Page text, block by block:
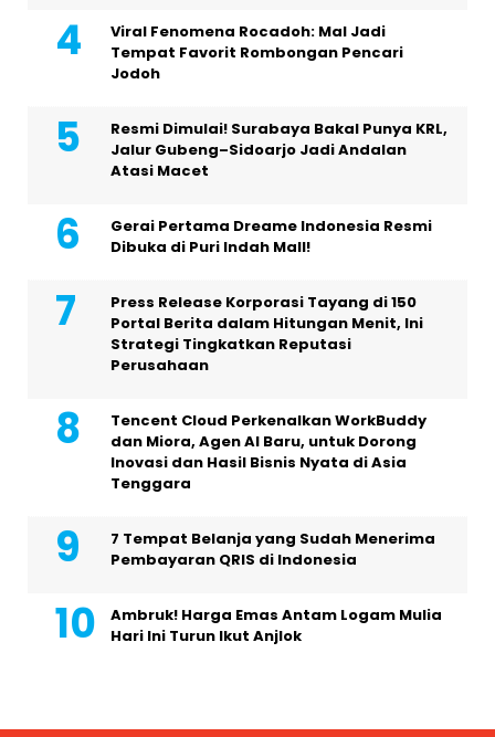
Viral Fenomena Rocadoh: Mal Jadi
Tempat Favorit Rombongan Pencari
Jodoh
Resmi Dimulai! Surabaya Bakal Punya KRL,
Jalur Gubeng–Sidoarjo Jadi Andalan
Atasi Macet
Gerai Pertama Dreame Indonesia Resmi
Dibuka di Puri Indah Mall!
Press Release Korporasi Tayang di 150
Portal Berita dalam Hitungan Menit, Ini
Strategi Tingkatkan Reputasi
Perusahaan
Tencent Cloud Perkenalkan WorkBuddy
dan Miora, Agen AI Baru, untuk Dorong
Inovasi dan Hasil Bisnis Nyata di Asia
Tenggara
7 Tempat Belanja yang Sudah Menerima
Pembayaran QRIS di Indonesia
Ambruk! Harga Emas Antam Logam Mulia
Hari Ini Turun Ikut Anjlok